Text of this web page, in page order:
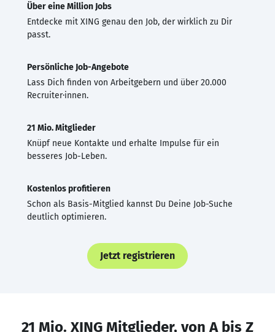
Über eine Million Jobs
Entdecke mit XING genau den Job, der wirklich zu Dir
passt.
Persönliche Job-Angebote
Lass Dich finden von Arbeitgebern und über 20.000
Recruiter·innen.
21 Mio. Mitglieder
Knüpf neue Kontakte und erhalte Impulse für ein
besseres Job-Leben.
Kostenlos profitieren
Schon als Basis-Mitglied kannst Du Deine Job-Suche
deutlich optimieren.
Jetzt registrieren
21 Mio. XING Mitglieder, von A bis Z